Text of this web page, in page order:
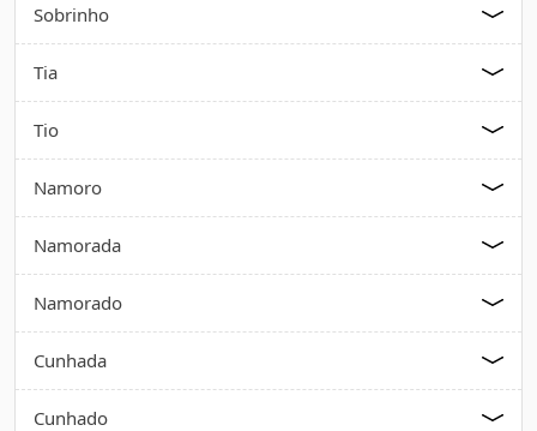
Sobrinho
Tia
Tio
Namoro
Namorada
Namorado
Cunhada
Cunhado